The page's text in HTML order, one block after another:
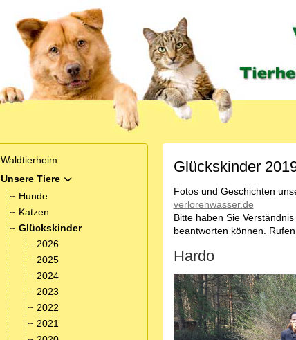
Waldtierheim
Unsere Tiere
MOD_MENU_TOGGLE_SUBMENU_LABEL
Hunde
Katzen
Glückskinder
2026
2025
2024
2023
2022
2021
Glückskinder
Fotos und Geschichten
verlorenwasser.de
Bitte haben Sie
beantworten können.
Hardo